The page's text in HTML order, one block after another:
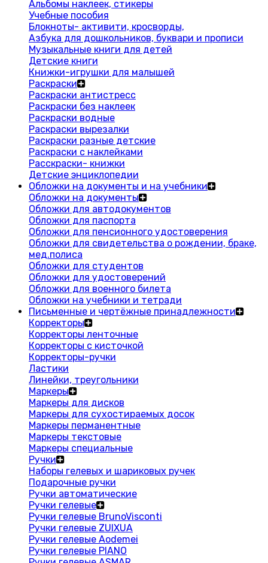
Альбомы наклеек, стикеры
Учебные пособия
Блокноты- активити, кросворды,
Азбука для дошкольников, буквари и прописи
Музыкальные книги для детей
Детские книги
Книжки-игрушки для малышей
Раскраски
Раскраски антистресс
Раскраски без наклеек
Раскраски водные
Раскраски вырезалки
Раскраски разные детские
Раскраски с наклейками
Расскраски- книжки
Детские энциклопедии
Обложки на документы и на учебники
Обложки на документы
Обложки для автодокументов
Обложки для паспорта
Обложки для пенсионного удостоверения
Обложки для свидетельства о рождении, браке,
мед.полиса
Обложки для студентов
Обложки для удостоверений
Обложки для военного билета
Обложки на учебники и тетради
Письменные и чертёжные принадлежности
Корректоры
Корректоры ленточные
Корректоры с кисточкой
Корректоры-ручки
Ластики
Линейки, треугольники
Маркеры
Маркеры для дисков
Маркеры для сухостираемых досок
Маркеры перманентные
Маркеры текстовые
Маркеры специальные
Ручки
Наборы гелевых и шариковых ручек
Подарочные ручки
Ручки автоматические
Ручки гелевые
Ручки гелевые BrunoVisconti
Ручки гелевые ZUIXUA
Ручки гелевые Aodemei
Ручки гелевые PIANO